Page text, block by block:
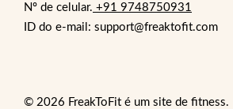
Nº de celular. +91 9748750931
ID do e-mail: support@freaktofit.com
© 2026 FreakToFit é um site de fitness.